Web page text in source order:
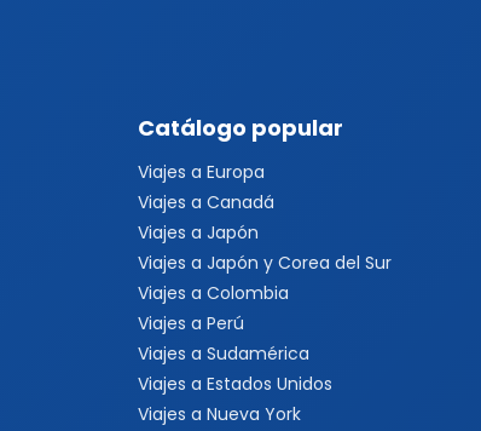
Catálogo popular
Viajes a Europa
Viajes a Canadá
Viajes a Japón
Viajes a Japón y Corea del Sur
Viajes a Colombia
Viajes a Perú
Viajes a Sudamérica
Viajes a Estados Unidos
Viajes a Nueva York